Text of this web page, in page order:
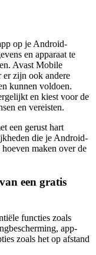
op je Android-
en apparaat te
Avast Mobile
er zijn ook andere
kunnen voldoen.
en kiest voor de
en vereisten.
een gerust hart
die je Android-
maken over de
een gratis
functies zoals
app-
zoals het op afstand